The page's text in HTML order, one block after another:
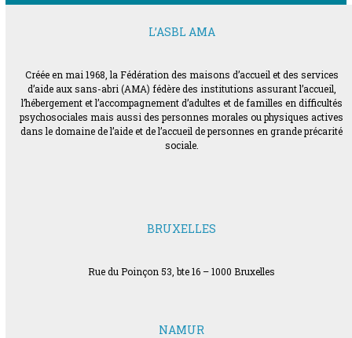
L’ASBL AMA
Créée en mai 1968, la Fédération des maisons d’accueil et des services
d’aide aux sans-abri (AMA) fédère des institutions assurant l’accueil,
l’hébergement et l’accompagnement d’adultes et de familles en difficultés
psychosociales mais aussi des personnes morales ou physiques actives
dans le domaine de l’aide et de l’accueil de personnes en grande précarité
sociale.
BRUXELLES
Rue du Poinçon 53, bte 16 – 1000 Bruxelles
NAMUR